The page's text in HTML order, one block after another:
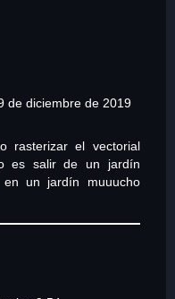
de diciembre de 2019
rasterizar el vectorial
es salir de un jardín
un jardín muuucho